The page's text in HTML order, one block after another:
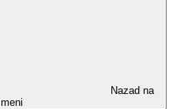
Nazad na
meni